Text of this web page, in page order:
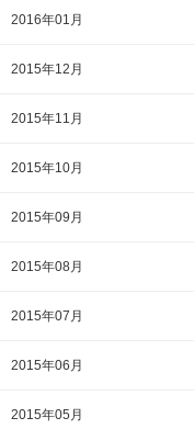
2016年01月
2015年12月
2015年11月
2015年10月
2015年09月
2015年08月
2015年07月
2015年06月
2015年05月